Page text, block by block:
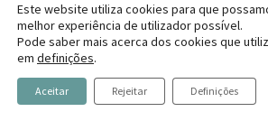
Stenostoma
Este website utiliza cookies para que
melhor experiência de utilizador possível.
Pode saber mais acerca dos cookies que
em definições.
Aceitar Rejeitar Definições